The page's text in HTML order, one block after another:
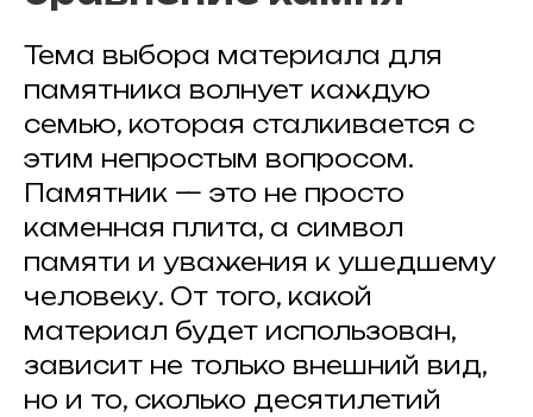
Тема выбора материала для
памятника волнует каждую
семью, которая сталкивается с
этим непростым вопросом.
Памятник — это не просто
каменная плита, а символ
памяти и уважения к ушедшему
человеку. От того, какой
материал будет использован,
зависит не только внешний вид,
но и то, сколько десятилетий